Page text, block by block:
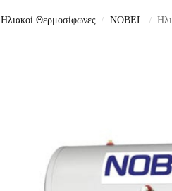
Ηλιακοί Θερμοσίφωνες / NOBEL /